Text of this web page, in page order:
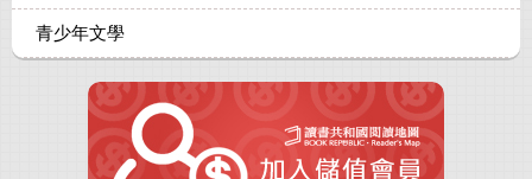
青少年文學